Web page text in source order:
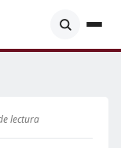
lectura